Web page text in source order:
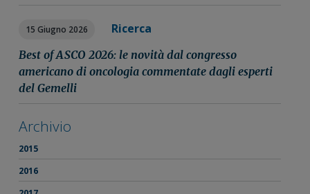
15 Giugno 2026 Ricerca
Best of ASCO 2026: le novità dal congresso
americano di oncologia commentate dagli esperti
del Gemelli
Archivio
2015
2016